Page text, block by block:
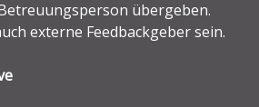
übergeben.
externe Feedbackgeber sein.